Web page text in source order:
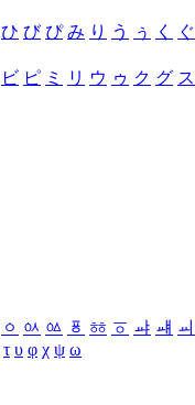
ひ び ぴ み り う ぅ く ぐ
ビ ピ ミ リ ウ ゥ ク グ ス
ㆁ ㆂ ㆃ ㆄ ㆅ ㆆ ㆇ ㆈ ㆉ
τ υ φ χ ψ ω